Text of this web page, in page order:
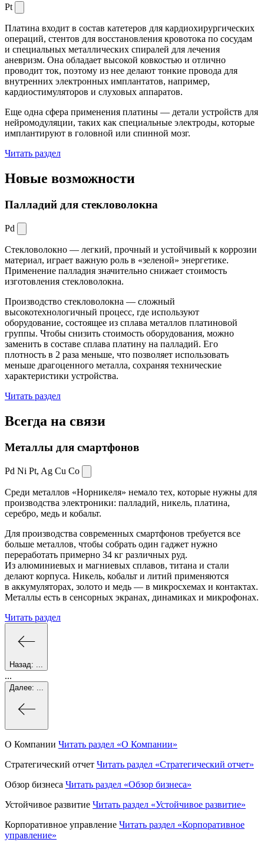
Pt
Платина входит в состав катетеров для кардиохирургических
операций, стентов для восстановления кровотока по сосудам
и специальных металлических спиралей для лечения
аневризм. Она обладает высокой ковкостью и отлично
проводит ток, поэтому из нее делают тонкие провода для
внутренних электронных имплантатов, например,
кардиостимуляторов и слуховых аппаратов.
Еще одна сфера применения платины — детали устройств для
нейромодуляции, таких как специальные электроды, которые
имплантируют в головной или спинной мозг.
Читать раздел
Новые возможности
Палладий для стекловолокна
Pd
Стекловолокно — легкий, прочный и устойчивый к коррозии
материал, играет важную роль в «зеленой» энергетике.
Применение палладия значительно снижает стоимость
изготовления стекловолокна.
Производство стекловолокна — сложный
высокотехнологичный процесс, где используют
оборудование, состоящее из сплава металлов платиновой
группы. Чтобы снизить стоимость оборудования, можно
заменить в составе сплава платину на палладий. Его
плотность в 2 раза меньше, что позволяет использовать
меньше драгоценного металла, сохраняя технические
характеристики устройства.
Читать раздел
Всегда на связи
Металлы для смартфонов
Pd Ni Pt, Ag Cu Co
Среди металлов «Норникеля» немало тех, которые нужны для
производства электроники: палладий, никель, платина,
серебро, медь и кобальт.
Для производства современных смартфонов требуется все
больше металлов, чтобы собрать один гаджет нужно
переработать примерно 34 кг различных руд.
Из алюминиевых и магниевых сплавов, титана и стали
делают корпуса. Никель, кобальт и литий применяются
в аккумуляторах, золото и медь — в микросхемах и контактах.
Металлы есть в сенсорных экранах, динамиках и микрофонах.
Читать раздел
Назад:
...
Далее:
О Компании Читать раздел «О Компании»
Стратегический отчет Читать раздел «Стратегический отчет»
Обзор бизнеса Читать раздел «Обзор бизнеса»
Устойчивое развитие Читать раздел «Устойчивое развитие»
Корпоративное управление Читать раздел «Корпоративное
управление»